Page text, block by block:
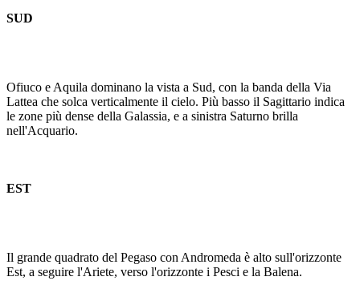
SUD
Ofiuco e Aquila dominano la vista a Sud, con la banda della Via
Lattea che solca verticalmente il cielo. Più basso il Sagittario indica
le zone più dense della Galassia, e a sinistra Saturno brilla
nell'Acquario.
EST
Il grande quadrato del Pegaso con Andromeda è alto sull'orizzonte
Est, a seguire l'Ariete, verso l'orizzonte i Pesci e la Balena.